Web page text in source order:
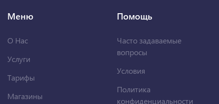
Меню
О Нас
Услуги
Тарифы
Магазины
Помощь
Часто задаваемые
вопросы
Условия
Политика
конфиденциальности